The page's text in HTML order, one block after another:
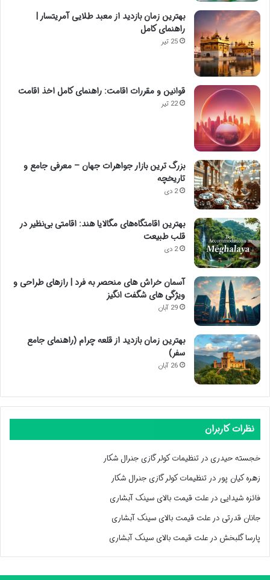
بهترین زمان بازدید از معبد طلایی آمریتسار |
راهنمای کامل
25 تیر
قوانین و مقررات اقامت: راهنمای کامل اخذ اقامت
22 تیر
بزرگ ترین بازار جواهرات جهان – معرفی جامع و
تاریخچه
2 دی
بهترین اقامتگاه‌های مگالایا هند: اقامتی بی‌نظیر در
قلب طبیعت
2 دی
آسمان خراش های منحصر به فرد | رازهای طراحی و
ویژگی های شگفت انگیز
29 آبان
بهترین زمان بازدید از قلعه چرام (راهنمای جامع
سفر)
26 آبان
نظرات کاربران
خجسته حیدریدر تنظیمات کولر گازی جنرال شکار
زهره کیان پور در تنظیمات کولر گازی جنرال شکار
فائزه شیداییدر علت قیمت بالای سینک آبشاری
جانان قدرتیدر علت قیمت بالای سینک آبشاری
پارسا گلبخش در علت قیمت بالای سینک آبشاری